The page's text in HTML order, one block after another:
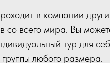
в компании
со всего мира. Вы
тур для
любого размера.